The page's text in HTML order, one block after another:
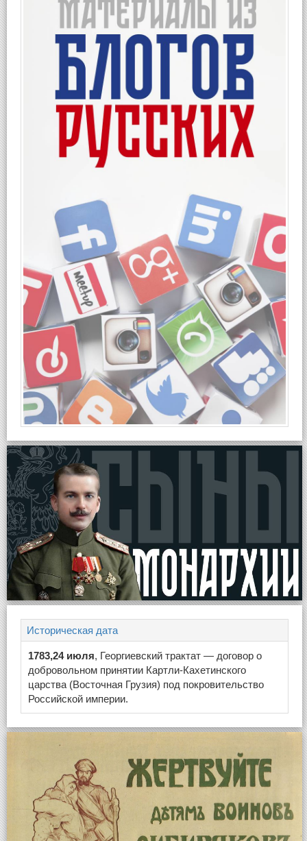
Историческая дата
1783,24 июля, Георгиевский трактат — договор о
добровольном принятии Картли-Кахетинского
царства (Восточная Грузия) под покровительство
Российской империи.